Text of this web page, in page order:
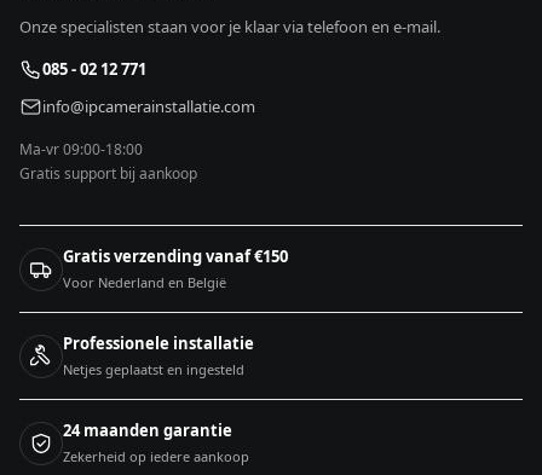
Onze specialisten staan voor je klaar via telefoon en e-mail.
085 - 02 12 771
info@ipcamerainstallatie.com
Ma-vr 09:00-18:00
Gratis support bij aankoop
Gratis verzending vanaf €150
Voor Nederland en België
Professionele installatie
Netjes geplaatst en ingesteld
24 maanden garantie
Zekerheid op iedere aankoop